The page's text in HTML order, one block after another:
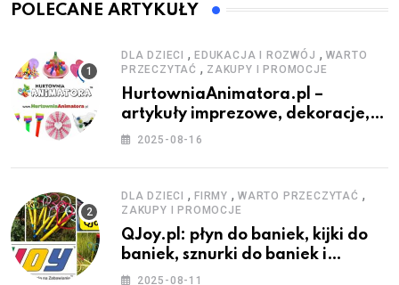
POLECANE ARTYKUŁY
DLA DZIECI , EDUKACJA I ROZWÓJ , WARTO
PRZECZYTAĆ , ZAKUPY I PROMOCJE
HurtowniaAnimatora.pl –
artykuły imprezowe, dekoracje,
stroje i akcesoria dla animatorów
2025-08-16
DLA DZIECI , FIRMY , WARTO PRZECZYTAĆ ,
ZAKUPY I PROMOCJE
QJoy.pl: płyn do baniek, kijki do
baniek, sznurki do baniek i
zestawy do baniek
2025-08-11